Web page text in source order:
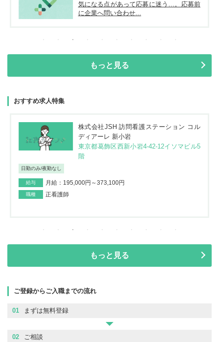
気になる点があって応募に迷う…。応募前
に企業へ問い合わせ...
もっと見る
おすすめ求人特集
株式会社JSH 訪問看護ステーション コル
ディアーレ 新小岩
東京都葛飾区西新小岩4-42-12イソマビル5
階
日勤のみ/夜勤なし
給与 月給：195,000円～373,100円
職種 正看護師
もっと見る
ご登録からご入職までの流れ
01 まずは無料登録
02 ご相談